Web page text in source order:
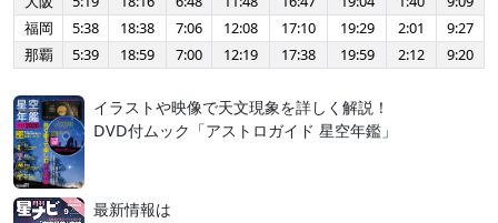
福岡
5:38 18:38 7:06 12:08 17:10 19:29 2:01
9:27
那覇
5:39 18:59 7:00 12:19 17:38 19:59 2:12 9:20
イラストや映像で天文現象を詳しく解説！
DVD付ムック「アストロガイド 星空年鑑」
最新情報は